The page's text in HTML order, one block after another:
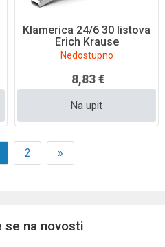
Klamerica 24/6 30 listova
Erich Krause
Nedostupno
8,83 €
Na upit
2 »
na novosti